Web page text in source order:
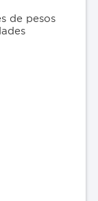
de pesos